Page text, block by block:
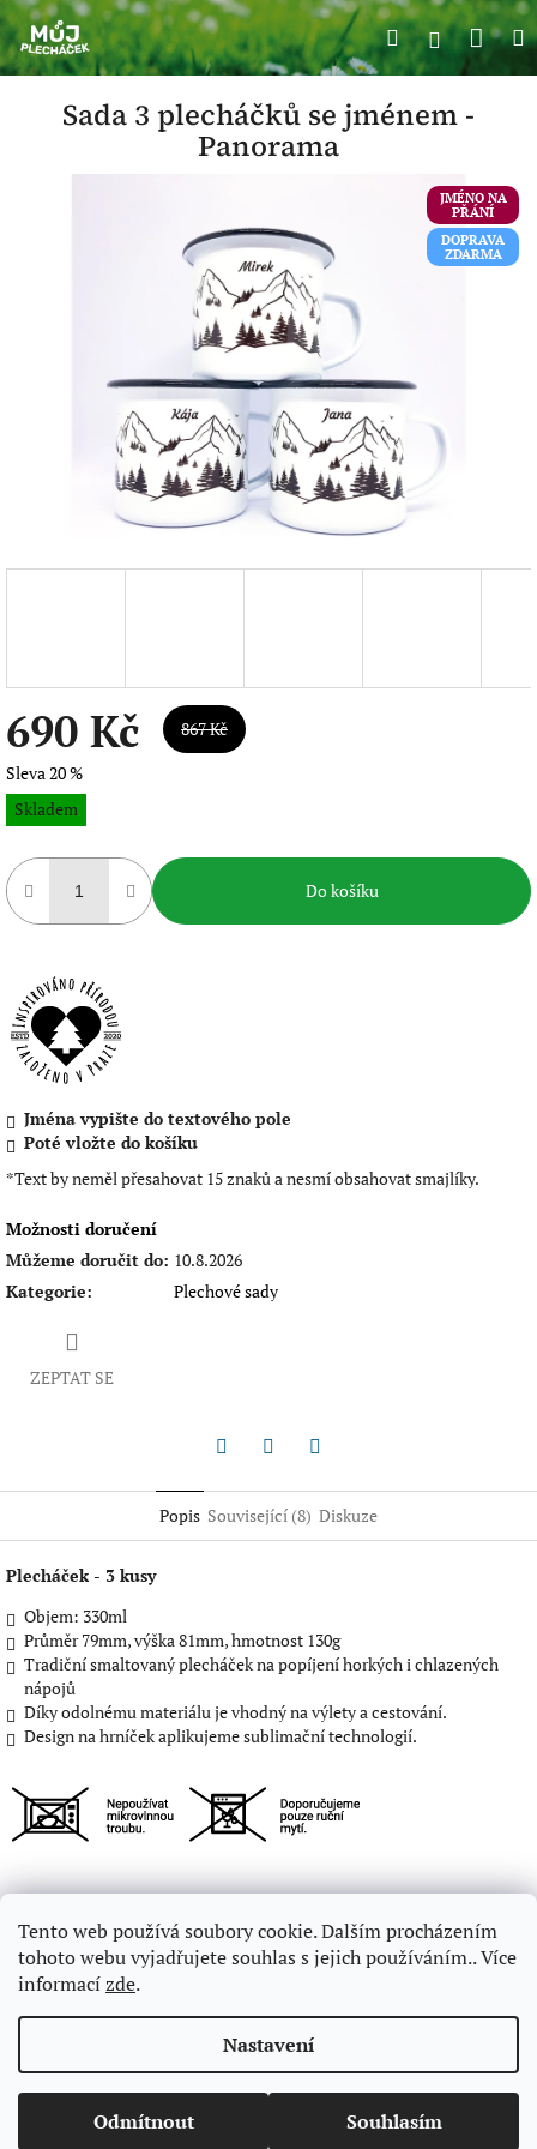
Tento web používá soubory cookie. Dalším procházením
tohoto webu vyjadřujete souhlas s jejich používáním.. Více
informacízde.
Nastavení
Odmítnout Souhlasím
Přejít
na
obsah
HledatPřihlášení
Sada 3 plecháčků se jménem -
Panorama
JMÉNO NA
PŘÁNÍ
DOPRAVA
ZDARMA
690 Kč
867 Kč
Sleva 20 %
Měrná
cena:
Skladem
Do košíku
Jména vypište do textového pole
Poté vložte do košíku
*Text by neměl přesahovat 15 znaků a nesmí obsahovat smajlíky.
Možnosti doručení
Můžeme doručit do: 10.8.2026
Kategorie: Plechové sady
ZEPTAT SE
Popis Související (8) Diskuze
Plecháček - 3 kusy
Objem: 330ml
Průměr 79mm, výška 81mm, hmotnost 130g
Tradiční smaltovaný plecháček na popíjení horkých i chlazených
nápojů
Díky odolnému materiálu je vhodný na výlety a cestování.
Design na hrníček aplikujeme sublimační technologií.
Informace pro zákazníky
Obchodní podmínky
Podmínky ochrany osobních údajů
Galerie Kontakt
Vytvořil Shoptet Copyright 2026 Můj Plecháček. Všechna práva vyhrazena.